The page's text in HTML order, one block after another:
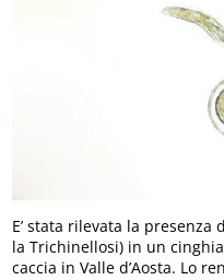
E’ stata rilevata la
la Trichinellosi) in un
caccia in Valle d’Aosta. Lo